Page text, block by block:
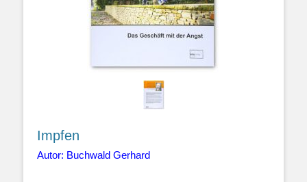
Impfen
Autor: Buchwald Gerhard